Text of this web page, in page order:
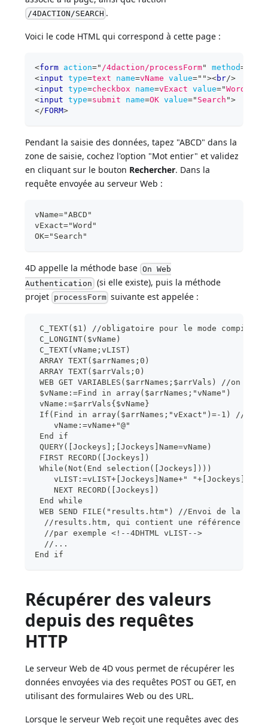
/4DACTION/SEARCH .
Voici le code HTML qui correspond à cette page :
<form action=" /4daction/processForm" method=
<input type=text name=vName value=" "><br/>
<input type=checkbox name=vExact value="Word
<input type=submit name=OK value=" Search ">
</FORM>
Pendant la saisie des données, tapez "ABCD" dans la
zone de saisie, cochez l'option "Mot entier" et validez
en cliquant sur le bouton Rechercher. Dans la
requête envoyée au serveur Web :
vName="ABCD"
vExact="Word"
OK="Search"
4D appelle la méthode base On Web
Authentication (si elle existe), puis la méthode
projet processForm suivante est appelée :
C_TEXT($1) //obligatoire pour le mode compilé
C_LONGINT($vName)
C_TEXT(vName;vLIST)
ARRAY TEXT($arrNames;0)
ARRAY TEXT($arrVals;0)
WEB GET VARIABLES($arrNames;$arrVals) //on
$vName:=Find in array($arrNames;"vName")
vName:=$arrVals{$vName}
If(Find in array($arrNames;"vExact")=-1) //Si
    vName:=vName+"@"
End if
QUERY([Jockeys];[Jockeys]Name=vName)
FIRST RECORD([Jockeys])
While(Not(End selection([Jockeys])))
vLIST:=vLIST+[Jockeys]Name+"
    NEXT RECORD([Jockeys])
End while
WEB SEND FILE("results.htm") //Envoi de la
//results.htm, qui contient une référence à la
  //par exemple <!--4DHTML vLIST-->
  //...
End if
Récupérer des valeurs
depuis des requêtes
HTTP
Le serveur Web de 4D vous permet de récupérer les
données envoyées via des requêtes POST ou GET, en
utilisant des formulaires Web ou des URL.
Lorsque le serveur Web reçoit une requêtes avec des